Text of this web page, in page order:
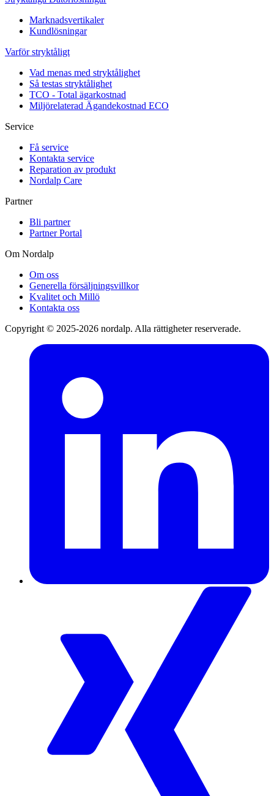
Marknadsvertikaler
Kundlösningar
Varför stryktåligt
Vad menas med stryktålighet
Så testas stryktålighet
TCO - Total ägarkostnad
Miljörelaterad Ägandekostnad ECO
Service
Få service
Kontakta service
Reparation av produkt
Nordalp Care
Partner
Bli partner
Partner Portal
Om Nordalp
Om oss
Generella försäljningsvillkor
Kvalitet och Millö
Kontakta oss
Copyright © 2025-2026 nordalp. Alla rättigheter reserverade.